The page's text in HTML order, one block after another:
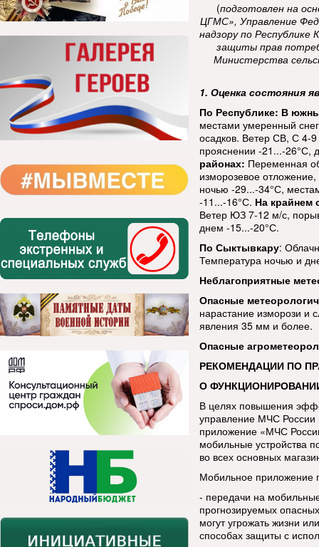
(подготовлен на
ЦГМС», Управление
надзору по Республике
защиты прав
Министерства
1. Оценка состояния
По Республике: В
местами умеренный
осадков. Ветер СВ, С 4-
прояснении -21...-26°С,
районах: Переменная
изморозевое
ночью -29...-34°С,
-11...-16°С. На крайнем
Ветер ЮЗ 7-12 м/с,
днем -15...-20°С.
По Сыктывкару:
Температура ночью и
Неблагоприятные
Опасные
нарастание изморози и
явления 35 мм и более.
Опасные
РЕКОМЕНДАЦИИ ПО
О
В целях повышения
управление МЧС России
приложение «МЧС
мобильные устройства
во всех основных
Мобильное приложение
- передачи на
прогнозируемых
могут угрожать жизни
способах защиты с